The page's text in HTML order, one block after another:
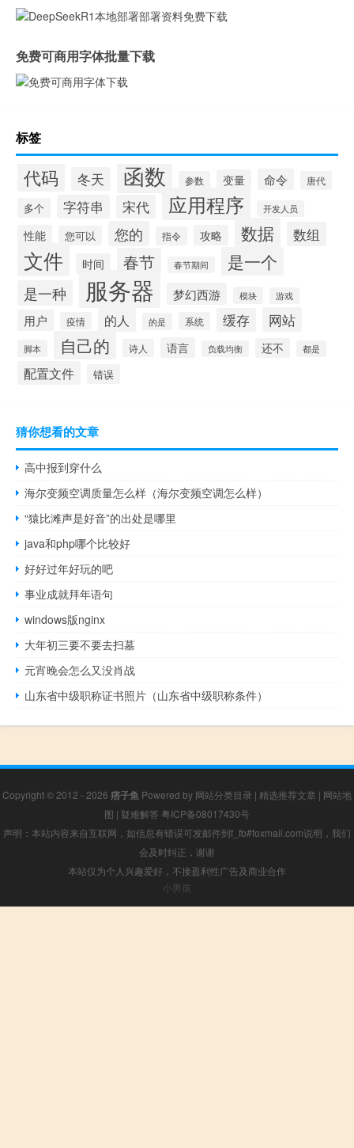
免费可商用字体批量下载
标签
代码 冬天 函数 参数 变量 命令 唐代
多个 字符串 宋代 应用程序 开发人员
性能 您可以 您的 指令 攻略 数据 数组
文件 时间 春节 春节期间 是一个
是一种 服务器 梦幻西游 模块 游戏
用户 疫情 的人 的是 系统 缓存 网站
脚本 自己的 诗人 语言 负载均衡 还不 都是
配置文件 错误
猜你想看的文章
高中报到穿什么
海尔变频空调质量怎么样（海尔变频空调怎么样）
“猿比滩声是好音”的出处是哪里
java和php哪个比较好
好好过年好玩的吧
事业成就拜年语句
windows版nginx
大年初三要不要去扫墓
元宵晚会怎么又没肖战
山东省中级职称证书照片（山东省中级职称条件）
Copyright © 2012 - 2026 痞子鱼 Powered by 网站分类目录 | 精选推荐文章 | 网站地
图 | 疑难解答 粤ICP备08017430号
声明：本站内容来自互联网，如信息有错误可发邮件到f_fb#foxmail.com说明，我们
会及时纠正，谢谢
本站仅为个人兴趣爱好，不接盈利性广告及商业合作
小男孩